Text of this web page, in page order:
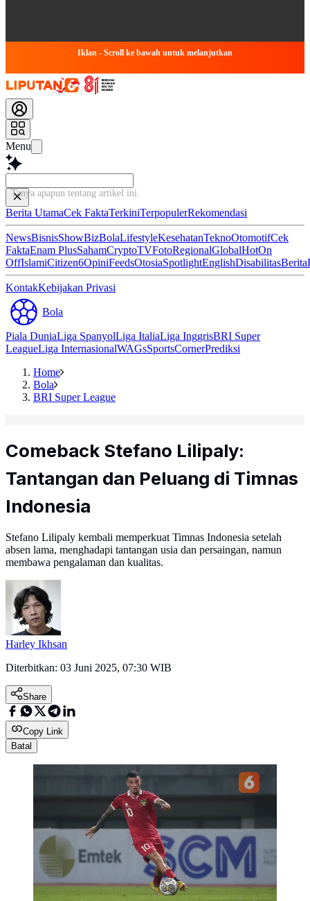
Iklan - Scroll ke bawah untuk melanjutkan
Menu
Tanya apapun tentang artikel
Berita UtamaCek FaktaTerkiniTerpopulerRekomendasi
NewsBisnisShowBizBolaLifestyleKesehatanTeknoOtomotifCek
FaktaEnam PlusSahamCryptoTVFotoRegionalGlobalHotOn
OffIslamiCitizen6OpiniFeedsOtosiaSpotlightEnglishDisabilitasBerita
KontakKebijakan Privasi
Bola
Piala DuniaLiga SpanyolLiga ItaliaLiga InggrisBRI Super
LeagueLiga InternasionalWAGsSportsCornerPrediksi
Home
Bola
BRI Super League
Comeback Stefano Lilipaly:
Tantangan dan Peluang di Timnas
Indonesia
Stefano Lilipaly kembali memperkuat Timnas Indonesia setelah
absen lama, menghadapi tantangan usia dan persaingan, namun
membawa pengalaman dan kualitas.
Harley Ikhsan
Diterbitkan: 03 Juni 2025, 07:30 WIB
Share
Copy Link
Batal